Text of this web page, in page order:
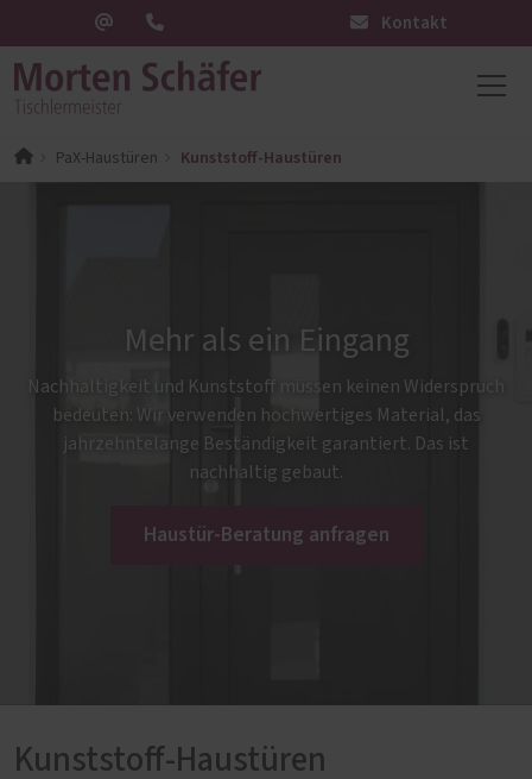
Kontakt
PaX-Haustüren Kunststoff-Haustüren
Mehr als ein Eingang
Nachhaltigkeit und Kunststoff müssen keinen Widerspruch
bedeuten: Wir verwenden hochwertiges Material, das
jahrzehntelange Beständigkeit garantiert. Das ist
nachhaltig gebaut.
Haustür-Beratung anfragen
Kunststoff-Haustüren